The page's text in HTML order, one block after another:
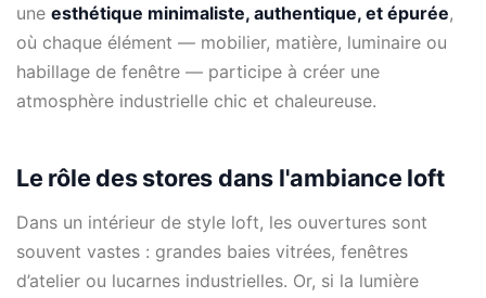
une esthétique minimaliste, authentique, et épurée,
où chaque élément — mobilier, matière, luminaire ou
habillage de fenêtre — participe à créer une
atmosphère industrielle chic et chaleureuse.
Le rôle des stores dans l'ambiance loft
Dans un intérieur de style loft, les ouvertures sont
souvent vastes : grandes baies vitrées, fenêtres
d’atelier ou lucarnes industrielles. Or, si la lumière